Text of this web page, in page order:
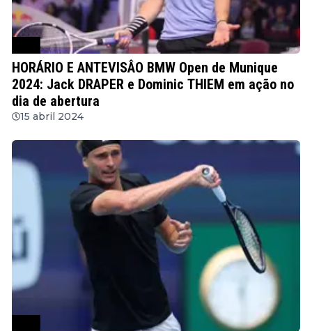
HORÁRIO E ANTEVISÂO BMW Open de Munique
2024: Jack DRAPER e Dominic THIEM em ação no
dia de abertura
15 abril 2024